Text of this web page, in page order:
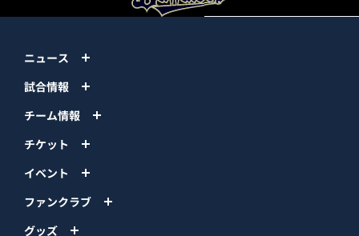
ニュース
試合情報
チーム情報
チケット
イベント
ファンクラブ
グッズ